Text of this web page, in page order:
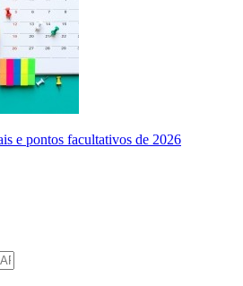
e pontos facultativos de 2026